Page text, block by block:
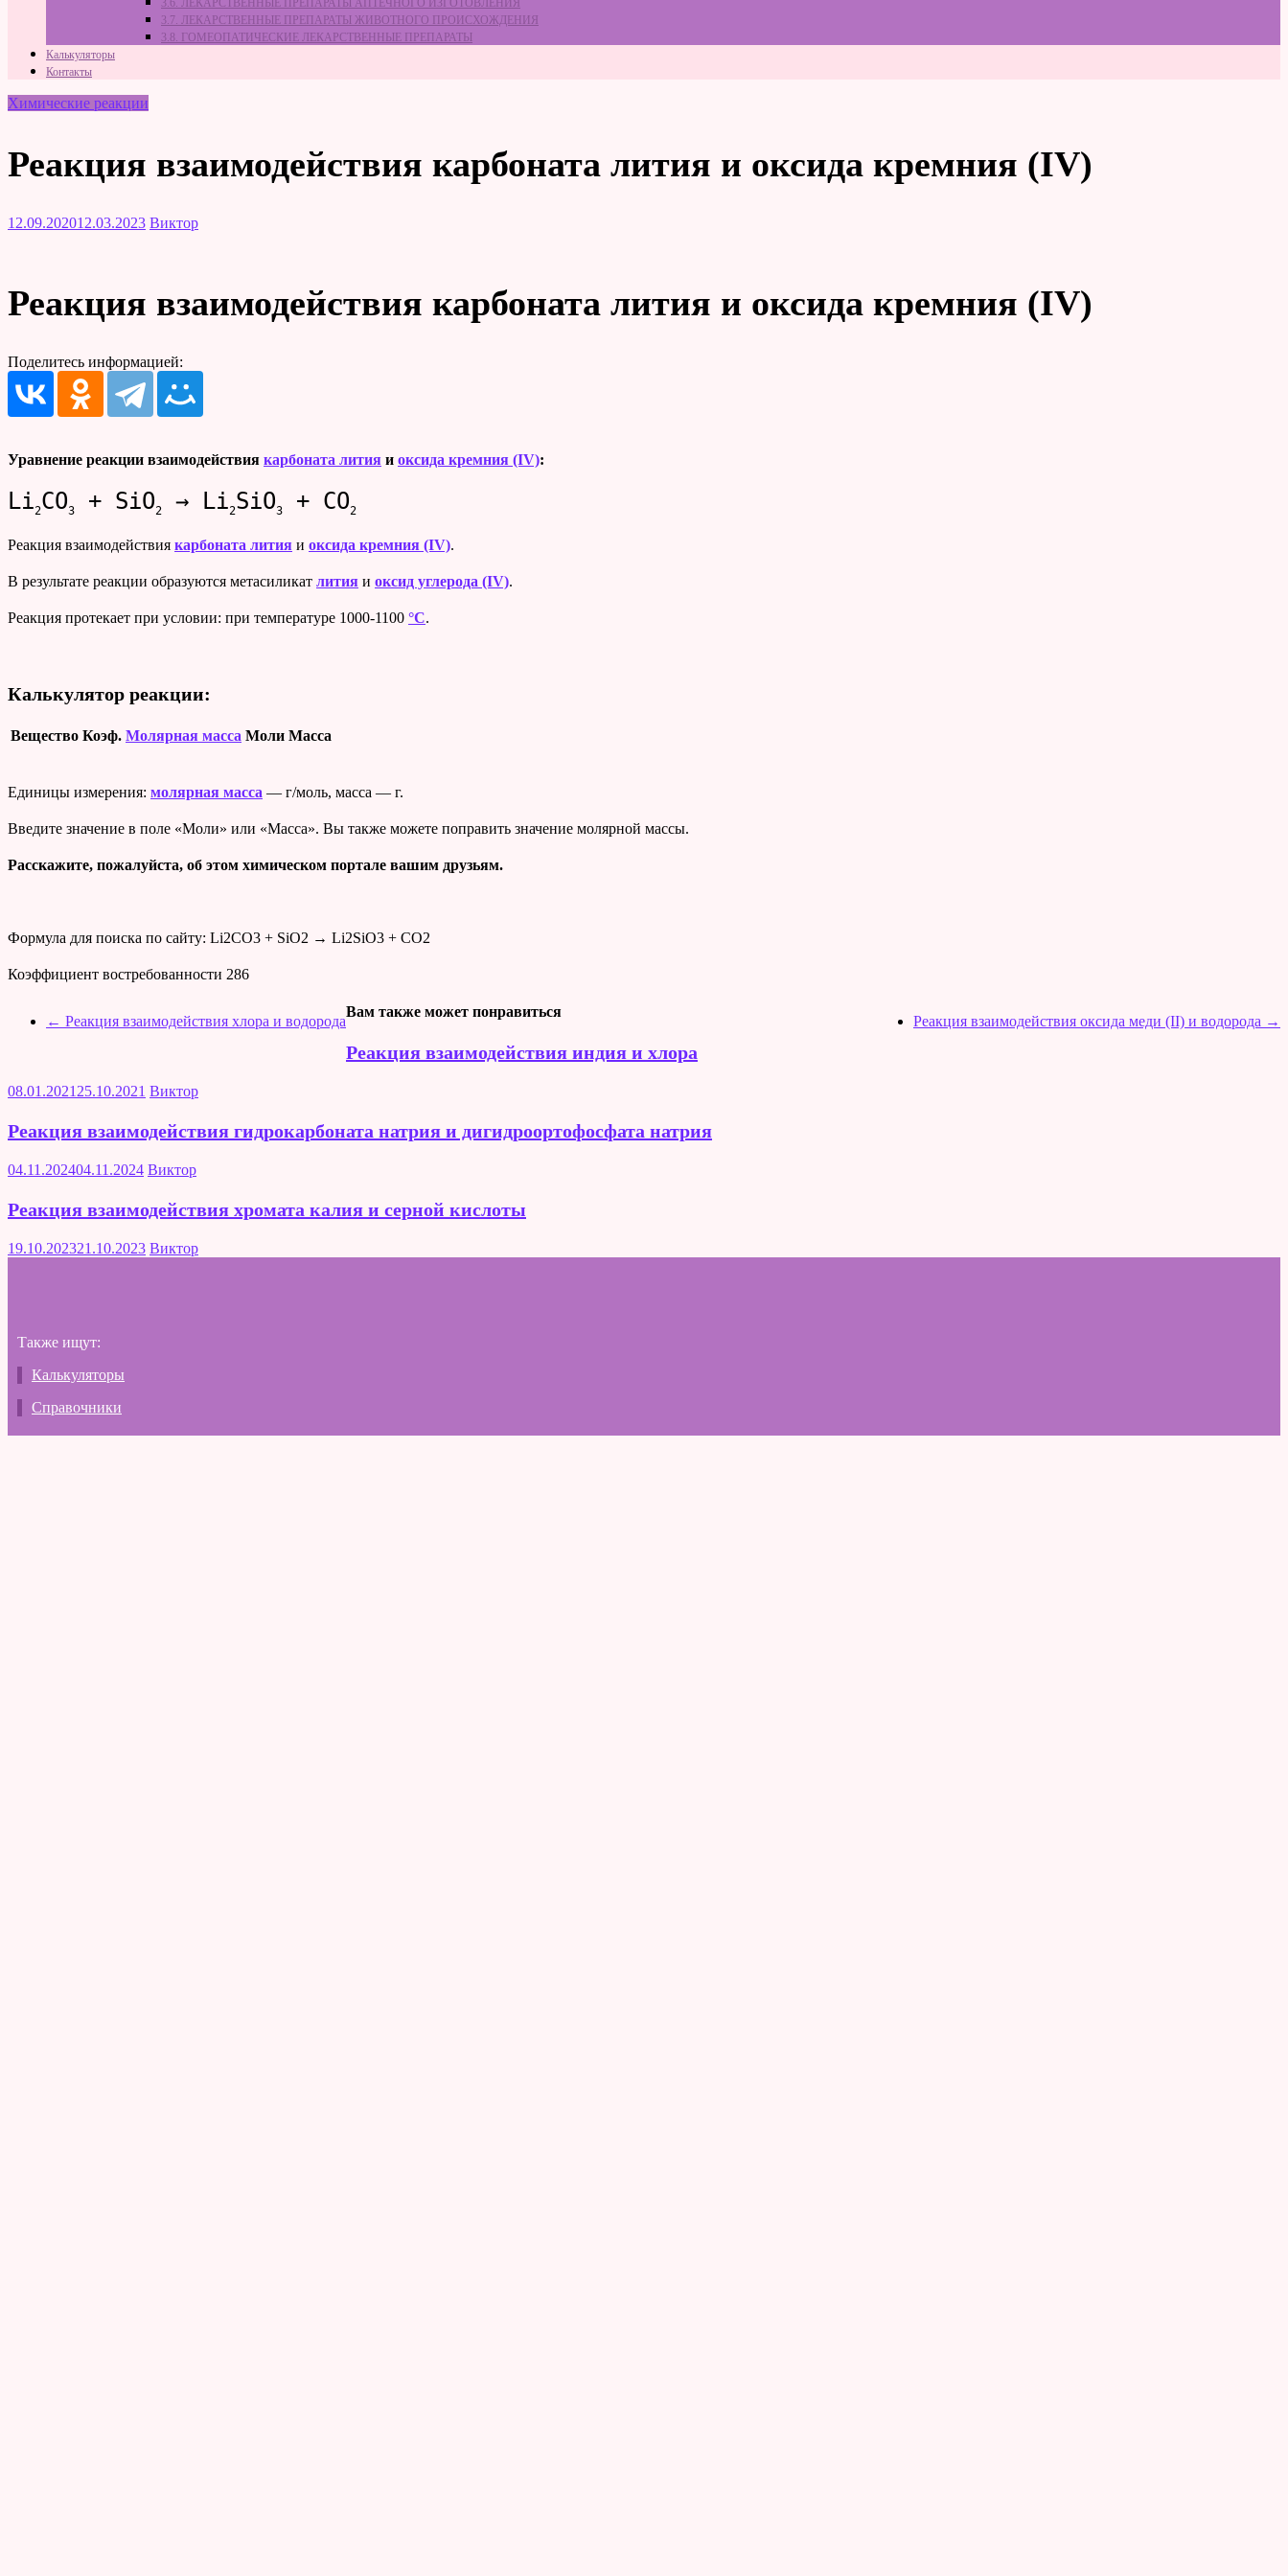
3.6. ЛЕКАРСТВЕННЫЕ ПРЕПАРАТЫ АПТЕЧНОГО ИЗГОТОВЛЕНИЯ
3.7. ЛЕКАРСТВЕННЫЕ ПРЕПАРАТЫ ЖИВОТНОГО ПРОИСХОЖДЕНИЯ
3.8. ГОМЕОПАТИЧЕСКИЕ ЛЕКАРСТВЕННЫЕ ПРЕПАРАТЫ
Калькуляторы
Контакты
Химические реакции
Реакция взаимодействия карбоната лития и оксида кремния (IV)
12.09.202012.03.2023 Виктор
Реакция взаимодействия карбоната лития и оксида кремния (IV)
Поделитесь информацией:
Уравнение реакции взаимодействия карбоната лития и оксида кремния (IV):
Li2CO3 + SiO2 → Li2SiO3 + CO2
Реакция взаимодействия карбоната лития и оксида кремния (IV).
В результате реакции образуются метасиликат лития и оксид углерода (IV).
Реакция протекает при условии: при температуре 1000-1100 °C.
Калькулятор реакции:
Вещество Коэф. Молярная масса Моли Масса
Единицы измерения: молярная масса — г/моль, масса — г.
Введите значение в поле «Моли» или «Масса». Вы также можете поправить значение молярной массы.
Расскажите, пожалуйста, об этом химическом портале вашим друзьям.
Формула для поиска по сайту: Li2CO3 + SiO2 → Li2SiO3 + CO2
Коэффициент востребованности 286
← Реакция взаимодействия хлора и водорода Реакция взаимодействия оксида меди (II) и водорода →
Вам также может понравиться
Реакция взаимодействия индия и хлора
08.01.202125.10.2021 Виктор
Реакция взаимодействия гидрокарбоната натрия и дигидроортофосфата натрия
04.11.202404.11.2024 Виктор
Реакция взаимодействия хромата калия и серной кислоты
19.10.202321.10.2023 Виктор
Также ищут:
Калькуляторы
Справочники